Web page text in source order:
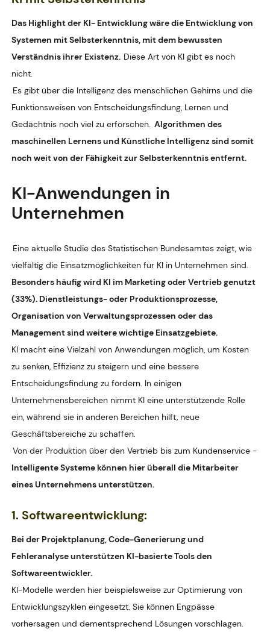
Das Highlight der KI- Entwicklung wäre die Entwicklung von
Systemen mit Selbsterkenntnis, mit dem bewussten
Verständnis ihrer Existenz. Diese Art von KI gibt es noch
nicht.
Es gibt über die Intelligenz des menschlichen Gehirns und die
Funktionsweisen von Entscheidungsfindung, Lernen und
Gedächtnis noch viel zu erforschen. Algorithmen des
maschinellen Lernens und Künstliche Intelligenz sind somit
noch weit von der Fähigkeit zur Selbsterkenntnis entfernt.
KI-Anwendungen in
Unternehmen
Eine aktuelle Studie des Statistischen Bundesamtes zeigt, wie
vielfältig die Einsatzmöglichkeiten für KI in Unternehmen sind.
Besonders häufig wird KI im Marketing oder Vertrieb genutzt
(33%). Dienstleistungs- oder Produktionsprozesse,
Organisation von Verwaltungsprozessen oder das
Management sind weitere wichtige Einsatzgebiete.
KI macht eine Vielzahl von Anwendungen möglich, um Kosten
zu senken, Effizienz zu steigern und eine bessere
Entscheidungsfindung zu fördern. In einigen
Unternehmensbereichen nimmt KI eine unterstützende Rolle
ein, während sie in anderen Bereichen hilft, neue
Geschäftsbereiche zu schaffen.
Von der Produktion über den Vertrieb bis zum Kundenservice -
Intelligente Systeme können hier überall die Mitarbeiter
eines Unternehmens unterstützen.
1. Softwareentwicklung:
Bei der Projektplanung, Code-Generierung und
Fehleranalyse unterstützen KI-basierte Tools den
Softwareentwickler.
KI-Modelle werden hier beispielsweise zur Optimierung von
Entwicklungszyklen eingesetzt. Sie können Engpässe
vorhersagen und dementsprechend Lösungen vorschlagen.